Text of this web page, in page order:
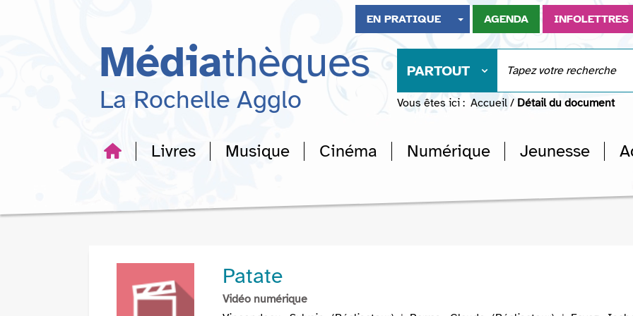
recherche
EN PRATIQUE AGENDA INFOLETTRES
Médiathèques
La Rochelle Agglo
PARTOUT
Vous êtes ici : Accueil / Détail du document
Livres Musique Cinéma Numérique Jeunesse
Patate
Vidéo numérique